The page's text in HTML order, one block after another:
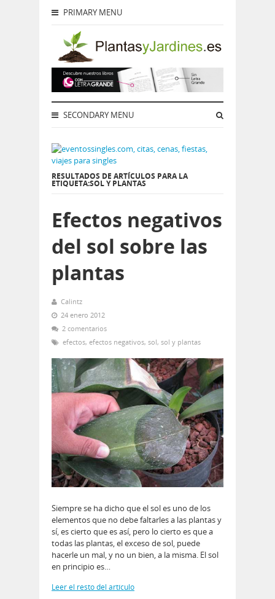
PRIMARY MENU
SECONDARY MENU
RESULTADOS DE ARTÍCULOS PARA LA
ETIQUETA:SOL Y PLANTAS
Efectos negativos
del sol sobre las
plantas
Calintz
24 enero 2012
2 comentarios
efectos, efectos negativos, sol, sol y plantas
Siempre se ha dicho que el sol es uno de los
elementos que no debe faltarles a las plantas y
sí, es cierto que es así, pero lo cierto es que a
todas las plantas, el exceso de sol, puede
hacerle un mal, y no un bien, a la misma. El sol
en principio es…
Leer el resto del artículo